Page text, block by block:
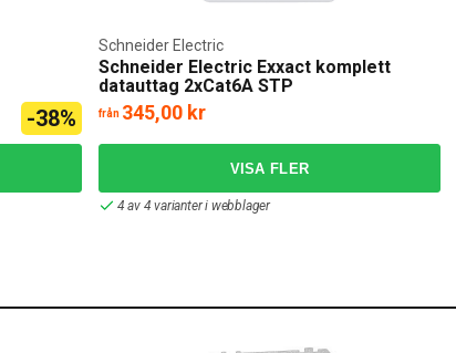
-38%
Schneider Electric Exxact komplett
datauttag 2xCat6A STP
Schneider Electric
från 345,00 kr
4 av 4 varianter i webblager